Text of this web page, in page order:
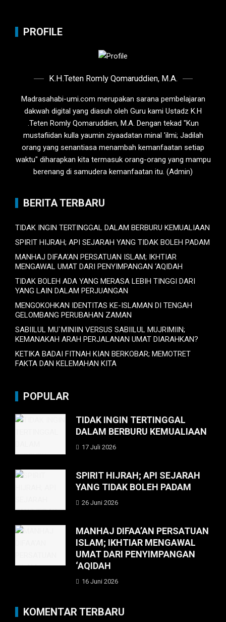
PROFILE
K.H.Teten Romly Qomaruddien, M.A.
Madrasahabi-umi.com merupakan sarana pembelajaran
dakwah digital yang diasuh oleh Guru kami Ustadz K.H
.Teten Romly Qomaruddien, M.A. Dengan tekad "Kun
mustafiidan kulla yaumin ziyaadatan minal 'ilmi; Jadilah
orang yang senantiasa menambah kemanfaatan setiap
waktu" diharapkan kita termasuk orang-orang yang mampu
berenang di samudera kemanfaatan itu. (Admin)
BERITA TERBARU
TIDAK INGIN TERTINGGAL DALAM BERBURU KEMUALIAAN
SPIRIT HIJRAH; API SEJARAH YANG TIDAK BOLEH PADAM
MANHAJ DIFAA’AN PERSATUAN ISLAM; IKHTIAR
MENGAWAL UMAT DARI PENYIMPANGAN ‘AQIDAH
TIDAK BOLEH ADA YANG MERASA LEBIH TINGGI DARI
YANG LAIN DALAM PERJUANGAN
MENGOKOHKAN IDENTITAS KE-ISLAMAN DI TENGAH
GELOMBANG PERUBAHAN ZAMAN
SABIILUL MU`MINIIN VERSUS SABIILUL MUJRIMIIN;
KEMANAKAH ARAH PERJALANAN UMAT DIARAHKAN?
KETIKA BADAI FITNAH KIAN BERKOBAR; MEMOTRET
FAKTA DAN KELEMAHAN KITA
POPULAR
TIDAK INGIN TERTINGGAL
DALAM BERBURU KEMUALIAAN
17 Juli 2026
SPIRIT HIJRAH; API SEJARAH
YANG TIDAK BOLEH PADAM
26 Juni 2026
MANHAJ DIFAA’AN PERSATUAN
ISLAM; IKHTIAR MENGAWAL
UMAT DARI PENYIMPANGAN
‘AQIDAH
16 Juni 2026
KOMENTAR TERBARU